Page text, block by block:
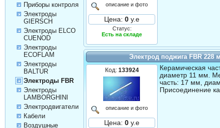
Приборы контроля
Электроды
GIERSCH
Электроды ELCO
CUENOD
Электроды
ECOFLAM
Электроды
BALTUR
Электроды FBR
Электроды
LAMBORGHINI
Электродвигатели
Кабели
Воздушные
описание и фото
Цена: 0 у.е
Статус:
Есть на складе
Электрод поджига FBR 228
Код: 133924
описание и фото
Цена: 0 у.е
Керамическая
диаметр 11 мм.
часть: 17 мм,
Присоединение